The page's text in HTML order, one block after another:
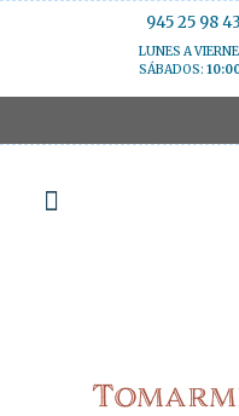
945 25 98 43
LUNES A
SÁBADOS: